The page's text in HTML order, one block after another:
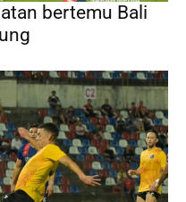
bertemu Bali